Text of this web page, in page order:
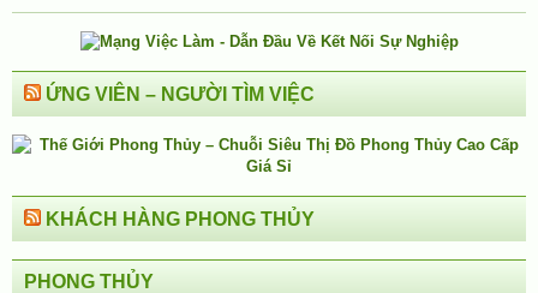
ỨNG VIÊN – NGƯỜI TÌM VIỆC
KHÁCH HÀNG PHONG THỦY
PHONG THỦY